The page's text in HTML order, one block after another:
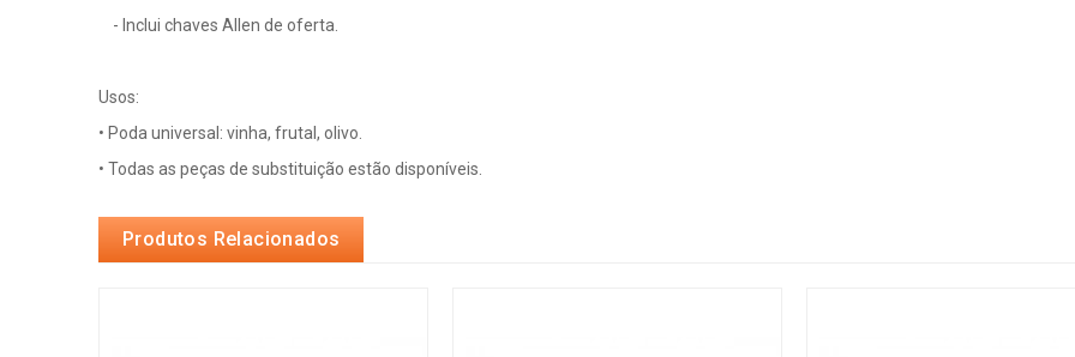
- Inclui chaves Allen de oferta.
Usos:
• Poda universal: vinha, frutal, olivo.
• Todas as peças de substituição estão disponíveis.
Produtos Relacionados